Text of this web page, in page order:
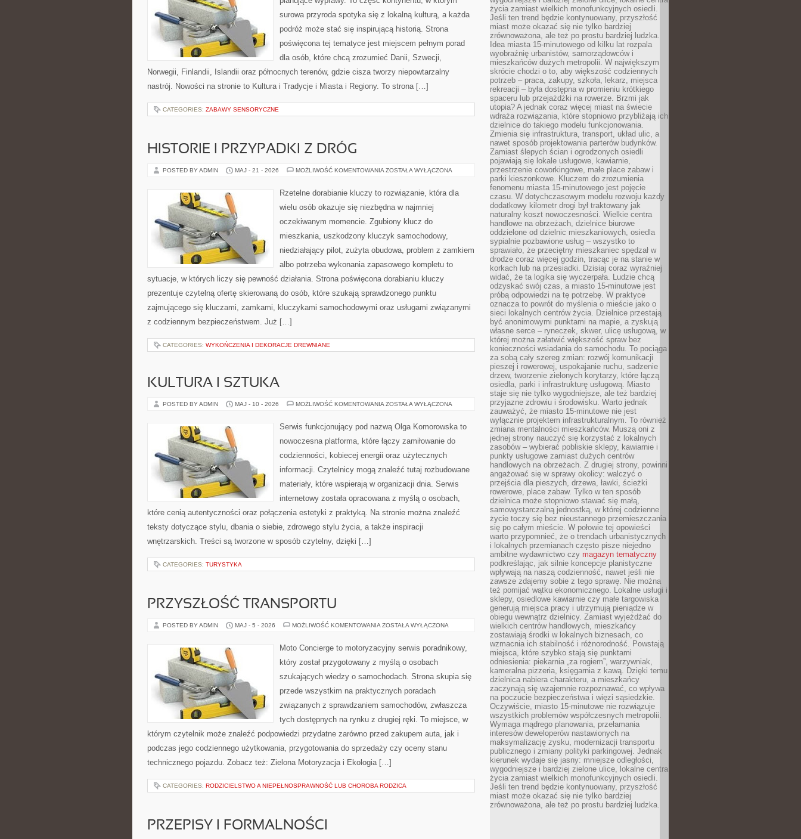
surowa przyroda spotyka się z lokalną kulturą, a każda
podróż może stać się inspirującą historią. Strona
poświęcona tej tematyce jest miejscem pełnym porad
dla osób, które chcą zrozumieć Danii, Szwecji,
Norwegii, Finlandii, Islandii oraz północnych terenów, gdzie cisza tworzy niepowtarzalny
nastrój. Nowości na stronie to Kultura i Tradycje i Miasta i Regiony. To strona […]
CATEGORIES: ZABAWY SENSORYCZNE
HISTORIE I PRZYPADKI Z DRÓG
POSTED BY ADMIN MAJ - 21 - 2026 MOŻLIWOŚĆ KOMENTOWANIA HISTORIE
DRÓG
ZOSTAŁA WYŁĄCZONA
Rzetelne dorabianie kluczy to rozwiązanie, która dla
wielu osób okazuje się niezbędna w najmniej
oczekiwanym momencie. Zgubiony klucz do
mieszkania, uszkodzony kluczyk samochodowy,
niedziałający pilot, zużyta obudowa, problem z zamkiem
albo potrzeba wykonania zapasowego kompletu to
sytuacje, w których liczy się pewność działania. Strona poświęcona dorabianiu kluczy
prezentuje czytelną ofertę skierowaną do osób, które szukają sprawdzonego punktu
zajmującego się kluczami, zamkami, kluczykami samochodowymi oraz usługami związanymi
z codziennym bezpieczeństwem. Już […]
CATEGORIES: WYKOŃCZENIA I DEKORACJE DREWNIANE
KULTURA I SZTUKA
POSTED BY ADMIN MAJ - 10 - 2026 MOŻLIWOŚĆ KOMENTOWANIA KULTURA
ZOSTAŁA WYŁĄCZONA
Serwis funkcjonujący pod nazwą Olga Komorowska to
nowoczesna platforma, które łączy zamiłowanie do
codzienności, kobiecej energii oraz użytecznych
informacji. Czytelnicy mogą znaleźć tutaj rozbudowane
materiały, które wspierają w organizacji dnia. Serwis
internetowy została opracowana z myślą o osobach,
które cenią autentyczności oraz połączenia estetyki z praktyką. Na stronie można znaleźć
teksty dotyczące stylu, dbania o siebie, zdrowego stylu życia, a także inspiracji
wnętrzarskich. Treści są tworzone w sposób czytelny, dzięki […]
CATEGORIES: TURYSTYKA
PRZYSZŁOŚĆ TRANSPORTU
POSTED BY ADMIN MAJ - 5 - 2026 MOŻLIWOŚĆ KOMENTOWANIA PRZYSZŁOŚĆ
ZOSTAŁA WYŁĄCZONA
Moto Concierge to motoryzacyjny serwis poradnikowy,
który został przygotowany z myślą o osobach
szukających wiedzy o samochodach. Strona skupia się
przede wszystkim na praktycznych poradach
związanych z sprawdzaniem samochodów, zwłaszcza
tych dostępnych na rynku z drugiej ręki. To miejsce, w
którym czytelnik może znaleźć podpowiedzi przydatne zarówno przed zakupem auta, jak i
podczas jego codziennego użytkowania, przygotowania do sprzedaży czy oceny stanu
technicznego pojazdu. Zobacz też: Zielona Motoryzacja i Ekologia […]
CATEGORIES: RODZICIELSTWO A NIEPEŁNOSPRAWNOŚĆ LUB CHOROBA RODZICA
PRZEPISY I FORMALNOŚCI
życia zamiast wielkich monofunkcyjnych osiedli.
Jeśli ten trend będzie kontynuowany, przyszłość
miast może okazać się nie tylko bardziej
zrównoważona, ale też po prostu bardziej ludzka.
Idea miasta 15-minutowego od kilku lat rozpala
wyobraźnię urbanistów, samorządowców i
mieszkańców dużych metropolii. W największym
skrócie chodzi o to, aby większość codziennych
potrzeb – praca, zakupy, szkoła, lekarz, miejsca
rekreacji – była dostępna w promieniu krótkiego
spaceru lub przejażdżki na rowerze. Brzmi jak
utopia? A jednak coraz więcej miast na świecie
wdraża rozwiązania, które stopniowo przybliżają ich
dzielnice do takiego modelu funkcjonowania.
Zmienia się infrastruktura, transport, układ ulic, a
nawet sposób projektowania parterów budynków.
Zamiast ślepych ścian i ogrodzonych osiedli
pojawiają się lokale usługowe, kawiarnie,
przestrzenie coworkingowe, małe place zabaw i
parki kieszonkowe. Kluczem do zrozumienia
fenomenu miasta 15-minutowego jest pojęcie
czasu. W dotychczasowym modelu rozwoju każdy
dodatkowy kilometr drogi był traktowany jak
naturalny koszt nowoczesności. Wielkie centra
handlowe na obrzeżach, dzielnice biurowe
oddzielone od dzielnic mieszkaniowych, osiedla
sypialnie pozbawione usług – wszystko to
sprawiało, że przeciętny mieszkaniec spędzał w
drodze coraz więcej godzin, tracąc je na stanie w
korkach lub na przesiadki. Dzisiaj coraz wyraźniej
widać, że ta logika się wyczerpała. Ludzie chcą
odzyskać swój czas, a miasto 15-minutowe jest
próbą odpowiedzi na tę potrzebę. W praktyce
oznacza to powrót do myślenia o mieście jako o
sieci lokalnych centrów życia. Dzielnice przestają
być anonimowymi punktami na mapie, a zyskują
własne serce – ryneczek, skwer, ulicę usługową, w
której można załatwić większość spraw bez
konieczności wsiadania do samochodu. To pociąga
za sobą cały szereg zmian: rozwój komunikacji
pieszej i rowerowej, uspokajanie ruchu, sadzenie
drzew, tworzenie zielonych korytarzy, które łączą
osiedla, parki i infrastrukturę usługową. Miasto
staje się nie tylko wygodniejsze, ale też bardziej
przyjazne zdrowiu i środowisku. Warto jednak
zauważyć, że miasto 15-minutowe nie jest
wyłącznie projektem infrastrukturalnym. To również
zmiana mentalności mieszkańców. Muszą oni z
jednej strony nauczyć się korzystać z lokalnych
zasobów – wybierać pobliskie sklepy, kawiarnie i
punkty usługowe zamiast dużych centrów
handlowych na obrzeżach. Z drugiej strony, powinni
angażować się w sprawy okolicy: walczyć o
przejścia dla pieszych, drzewa, ławki, ścieżki
rowerowe, place zabaw. Tylko w ten sposób
dzielnica może stopniowo stawać się małą,
samowystarczalną jednostką, w której codzienne
życie toczy się bez nieustannego przemieszczania
się po całym mieście. W połowie tej opowieści
warto przypomnieć, że o trendach urbanistycznych
i lokalnych przemianach często pisze niejedno
ambitne wydawnictwo czy magazyn tematyczny
podkreślając, jak silnie koncepcje planistyczne
wpływają na naszą codzienność, nawet jeśli nie
zawsze zdajemy sobie z tego sprawę. Nie można
też pomijać wątku ekonomicznego. Lokalne usługi i
sklepy, osiedlowe kawiarnie czy małe targowiska
generują miejsca pracy i utrzymują pieniądze w
obiegu wewnątrz dzielnicy. Zamiast wyjeżdżać do
wielkich centrów handlowych, mieszkańcy
zostawiają środki w lokalnych biznesach, co
wzmacnia ich stabilność i różnorodność. Powstają
miejsca, które szybko stają się punktami
odniesienia: piekarnia „za rogiem”, warzywniak,
kameralna pizzeria, księgarnia z kawą. Dzięki temu
dzielnica nabiera charakteru, a mieszkańcy
zaczynają się wzajemnie rozpoznawać, co wpływa
na poczucie bezpieczeństwa i więzi sąsiedzkie.
Oczywiście, miasto 15-minutowe nie rozwiązuje
wszystkich problemów współczesnych metropolii.
Wymaga mądrego planowania, przełamania
interesów deweloperów nastawionych na
maksymalizację zysku, modernizacji transportu
publicznego i zmiany polityki parkingowej. Jednak
kierunek wydaje się jasny: mniejsze odległości,
wygodniejsze i bardziej zielone ulice, lokalne centra
życia zamiast wielkich monofunkcyjnych osiedli.
Jeśli ten trend będzie kontynuowany, przyszłość
miast może okazać się nie tylko bardziej
zrównoważona, ale też po prostu bardziej ludzka.